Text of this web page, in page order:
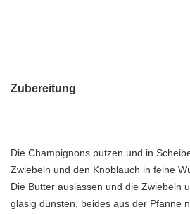
Zubereitung
Die Champignons putzen und in
Zwiebeln und den Knoblauch in feine
Die Butter auslassen und die Zwiebeln
glasig dünsten, beides aus der Pfanne